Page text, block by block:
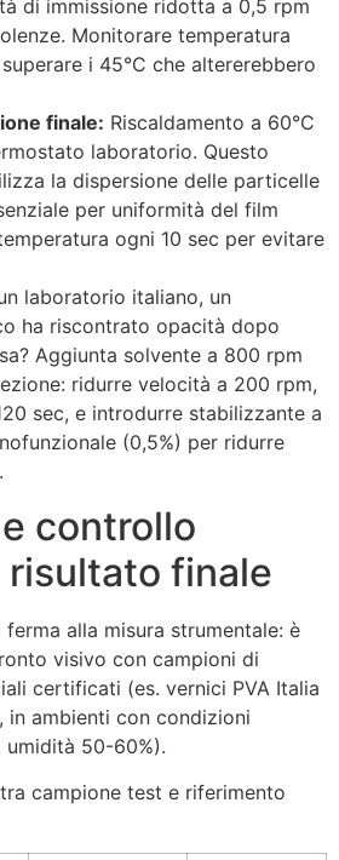
di immissione ridotta a 0,5 rpm
Monitorare temperatura
i 45°C che altererebbero
finale: Riscaldamento a 60°C
laboratorio. Questo
la dispersione delle particelle
per uniformità del film
ogni 10 sec per evitare
laboratorio italiano, un
ha riscontrato opacità dopo
Aggiunta solvente a 800 rpm
ridurre velocità a 200 rpm,
sec, e introdurre stabilizzante a
(0,5%) per ridurre
controllo
finale
alla misura strumentale: è
visivo con campioni di
certificati (es. vernici PVA Italia
in ambienti con condizioni
umidità 50-60%).
campione test e riferimento